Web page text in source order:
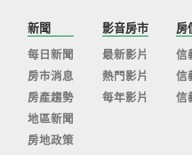
新聞
每日新聞
房市消息
房產趨勢
地區新聞
房地政策
影音房市
最新影片
熱門影片
每年影片
房
信
信
信